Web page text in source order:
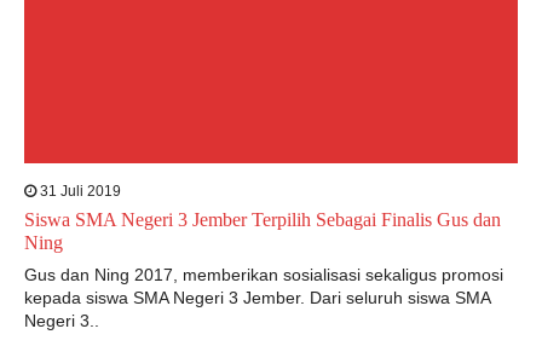
31 Juli 2019
Siswa SMA Negeri 3 Jember Terpilih Sebagai Finalis Gus dan
Ning
Gus dan Ning 2017, memberikan sosialisasi sekaligus promosi
kepada siswa SMA Negeri 3 Jember. Dari seluruh siswa SMA
Negeri 3..